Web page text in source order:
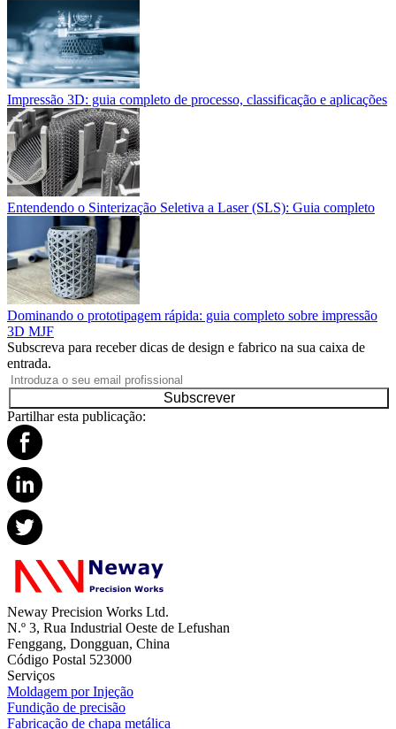
Impressão 3D: guia completo de processo, classificação e aplicações
Entendendo o Sinterização Seletiva a Laser (SLS): Guia completo
Dominando o prototipagem rápida: guia completo sobre impressão
3D MJF
Subscreva para receber dicas de design e fabrico na sua caixa de
entrada.
Subscrever
Partilhar esta publicação:
Neway Precision Works Ltd.
N.º 3, Rua Industrial Oeste de Lefushan
Fenggang, Dongguan, China
Código Postal 523000
Serviços
Moldagem por Injeção
Fundição de precisão
Fabricação de chapa metálica